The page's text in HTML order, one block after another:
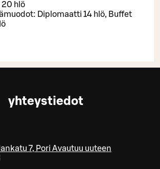
20 hlö
Diplomaatti 14 hlö, Buffet
yhteystiedot
7, Pori Avautuu uuteen